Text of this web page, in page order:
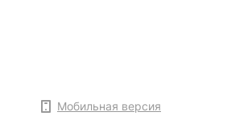
Мобильная версия